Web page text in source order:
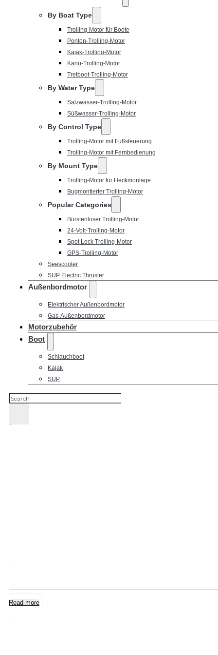
By Boat Type
Trolling-Motor für Boote
Ponton-Trolling-Motor
Kajak-Trolling-Motor
Kanu-Trolling-Motor
Tretboot-Trolling-Motor
By Water Type
Salzwasser-Trolling-Motor
Süßwasser-Trolling-Motor
By Control Type
Trolling-Motor mit Fußsteuerung
Trolling-Motor mit Fernbedienung
By Mount Type
Trolling-Motor für Heckmontage
Bugmontierter Trolling-Motor
Popular Categories
Bürstenloser Trolling-Motor
24-Volt-Trolling-Motor
Spot Lock Trolling-Motor
GPS-Trolling-Motor
Seescooter
SUP Electric Thruster
Außenbordmotor
Elektrischer Außenbordmotor
Gas-Außenbordmotor
Motorzubehör
Boot
Schlauchboot
Kajak
SUP
Suchen
Read more